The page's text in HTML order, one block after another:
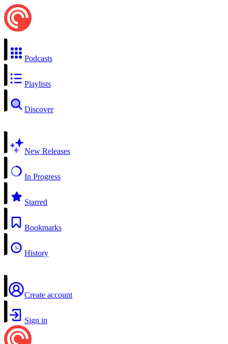
Podcasts
Playlists
Discover
New Releases
In Progress
Starred
Bookmarks
History
Create account
Sign in